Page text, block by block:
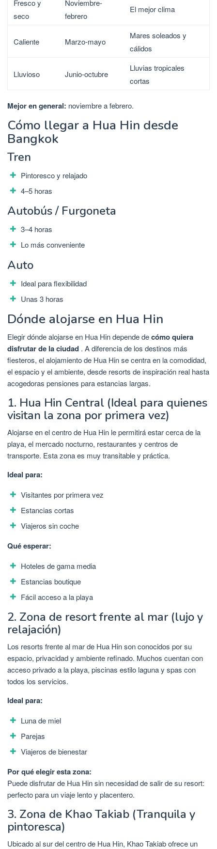
Fresco y
seco
Noviembre-
febrero
El mejor clima
Caliente Marzo-mayo
Mares soleados y
cálidos
Lluvioso Junio-octubre
Lluvias tropicales
cortas
Mejor en general: noviembre a febrero.
Cómo llegar a Hua Hin desde
Bangkok
Tren
Pintoresco y relajado
4–5 horas
Autobús / Furgoneta
3–4 horas
Lo más conveniente
Auto
Ideal para flexibilidad
Unas 3 horas
Dónde alojarse en Hua Hin
Elegir dónde alojarse en Hua Hin depende decómo quiera
disfrutar de la ciudad . A diferencia de los destinos más
fiesteros, el alojamiento de Hua Hin se centra en la comodidad,
el espacio y el ambiente, desde resorts de inspiración real hasta
acogedoras pensiones para estancias largas.
1. Hua Hin Central (Ideal para quienes
visitan la zona por primera vez)
Alojarse en el centro de Hua Hin le permitirá estar cerca de la
playa, el mercado nocturno, restaurantes y centros de
transporte. Esta zona es muy transitable y práctica.
Ideal para:
Visitantes por primera vez
Estancias cortas
Viajeros sin coche
Qué esperar:
Hoteles de gama media
Estancias boutique
Fácil acceso a la playa
2. Zona de resort frente al mar (lujo y
relajación)
Los resorts frente al mar de Hua Hin son conocidos por su
espacio, privacidad y ambiente refinado. Muchos cuentan con
acceso privado a la playa, piscinas estilo laguna y spas con
todos los servicios.
Ideal para:
Luna de miel
Parejas
Viajeros de bienestar
Por qué elegir esta zona:
Puede disfrutar de Hua Hin sin necesidad de salir de su resort:
perfecto para un viaje lento y placentero.
3. Zona de Khao Takiab (Tranquila y
pintoresca)
Ubicado al sur del centro de Hua Hin, Khao Takiab ofrece un